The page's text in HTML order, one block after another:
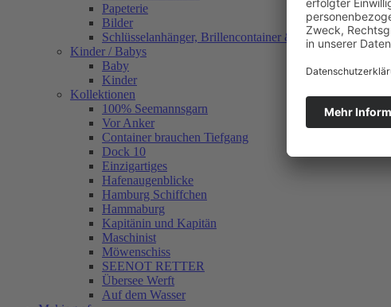
Papeterie
Bilder
Schlüsselanhänger, Brillencontainer & mehr
Kinder / Babys
Baby
Kinder
Kollektionen
100% Seemannsgarn
Vor Anker
Container brauchen Tiefgang
Dock 10
Einzigartiges
Hafenaugen­blicke
Hamburg Schiffchen
Hammaburg
Kapitänin und Kapitän
Maschinist
Möwenschiss
SEENOT RETTER
Übersee Werft
Auf dem Wasser